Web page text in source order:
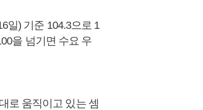
일) 기준 104.3으로 1
을 넘기면 수요 우
로 움직이고 있는 셈